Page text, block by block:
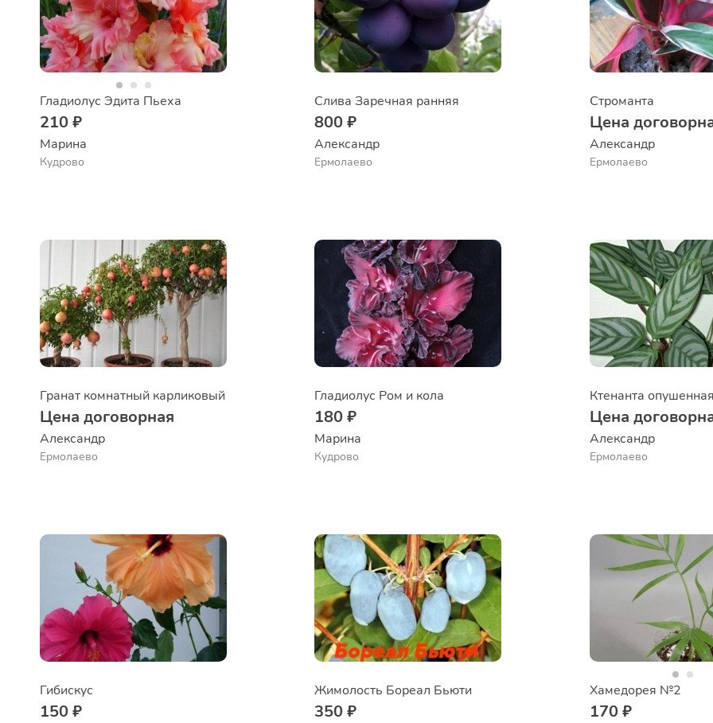
Гладиолус Эдита Пьеха
210 ₽
Марина
Кудрово
Слива Заречная ранняя
800 ₽
Александр
Ермолаево
Строманта
Цена
Александр
Ермолаево
Гранат комнатный карликовый
Цена договорная
Александр
Ермолаево
Гладиолус Ром и кола
180 ₽
Марина
Кудрово
Цена
Александр
Ермолаево
Гибискус
150 ₽
Жимолость Бореал Бьюти
350 ₽
Хамедорея №2
170 ₽